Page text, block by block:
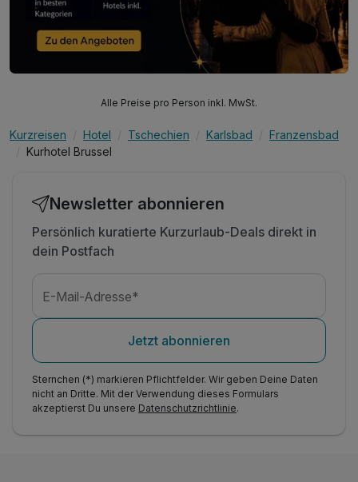
Alle Preise pro Person inkl. MwSt.
Kurzreisen Hotel Tschechien Karlsbad
Franzensbad
Kurhotel Brussel
Newsletter abonnieren
Persönlich kuratierte Kurzurlaub-Deals direkt in
dein Postfach
E-Mail-Adresse*
Jetzt abonnieren
Sternchen (*) markieren Pflichtfelder. Wir geben Deine Daten
nicht an Dritte. Mit der Verwendung dieses Formulars
akzeptierst Du unsere Datenschutzrichtlinie.